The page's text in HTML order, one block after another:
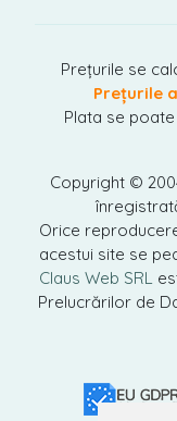
Prețurile se
Prețurile
Plata se
Copyright ©
Orice
acestui site se
Claus Web SRL
Prelucrărilor de